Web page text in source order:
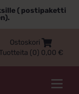
( postipaketti
Ostoskori
Tuotteita (0) 0,00 €